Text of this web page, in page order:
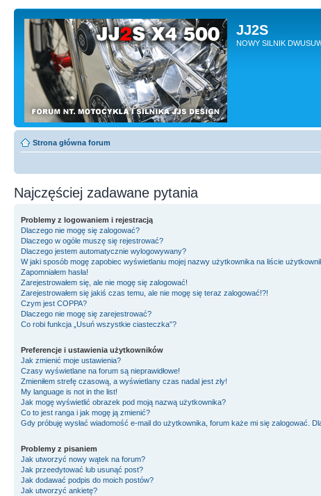
JJ2S
NOWY SILNIK
Strona główna forum
Najczęściej zadawane pytania
Problemy z logowaniem i rejestracją
Dlaczego nie mogę się zalogować?
Dlaczego w ogóle muszę się rejestrować?
Dlaczego jestem automatycznie wylogowywany?
W jaki sposób mogę zapobiec wyświetlaniu mojej nazwy użytkownika na liście
Zapomniałem hasła!
Zarejestrowałem się, ale nie mogę się zalogować!
Zarejestrowałem się jakiś czas temu, ale nie mogę się teraz zalogować!?!
Czym jest COPPA?
Dlaczego nie mogę się zarejestrować?
Co robi funkcja „Usuń wszystkie ciasteczka”?
Preferencje i ustawienia użytkowników
Jak zmienić moje ustawienia?
Czasy wyświetlane na forum są nieprawidłowe!
Zmieniłem strefę czasową, a wyświetlany czas nadal jest zły!
My language is not in the list!
Jak mogę wyświetlić obrazek pod moją nazwą użytkownika?
Co to jest ranga i jak mogę ją zmienić?
Gdy próbuję wysłać wiadomość e-mail do użytkownika, forum każe mi się zalogować.
Problemy z pisaniem
Jak utworzyć nowy wątek na forum?
Jak przeedytować lub usunąć post?
Jak dodawać podpis do moich postów?
Jak utworzyć ankietę?